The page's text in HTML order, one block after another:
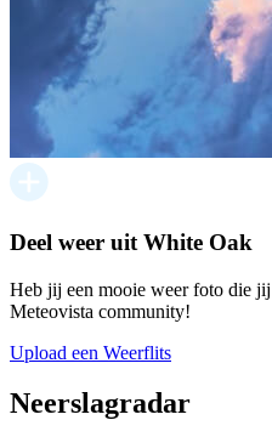
Deel weer uit White Oak
Heb jij een mooie weer foto die
Meteovista community!
Upload een Weerflits
Neerslagradar